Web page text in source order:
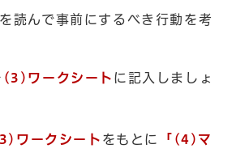
を読んで事前にするべき行動を考
(3)ワークシート に記入しましょ
ワークシート をもとに
「(4)マ